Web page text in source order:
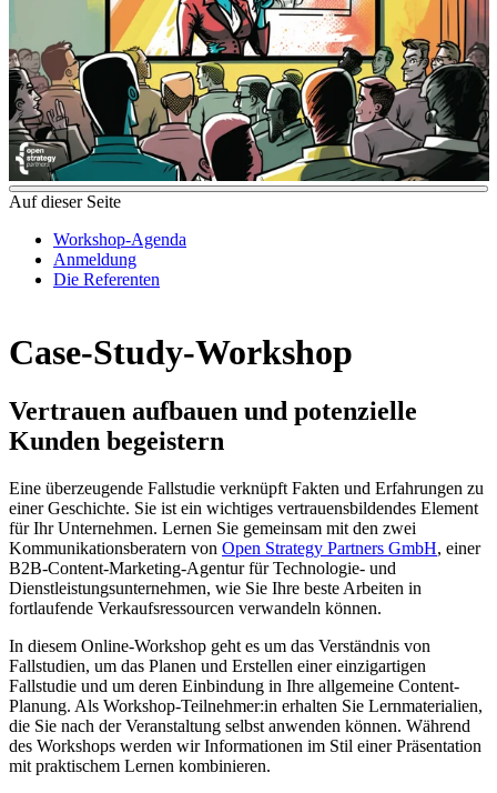
Auf dieser Seite
Workshop-Agenda
Anmeldung
Die Referenten
Case-Study-Workshop
Vertrauen aufbauen und potenzielle
Kunden begeistern
Eine überzeugende Fallstudie verknüpft Fakten und Erfahrungen zu
einer Geschichte. Sie ist ein wichtiges vertrauensbildendes Element
für Ihr Unternehmen. Lernen Sie gemeinsam mit den zwei
Kommunikationsberatern von Open Strategy Partners GmbH, einer
B2B-Content-Marketing-Agentur für Technologie- und
Dienstleistungsunternehmen, wie Sie Ihre beste Arbeiten in
fortlaufende Verkaufsressourcen verwandeln können.
In diesem Online-Workshop geht es um das Verständnis von
Fallstudien, um das Planen und Erstellen einer einzigartigen
Fallstudie und um deren Einbindung in Ihre allgemeine Content-
Planung. Als Workshop-Teilnehmer:in erhalten Sie Lernmaterialien,
die Sie nach der Veranstaltung selbst anwenden können. Während
des Workshops werden wir Informationen im Stil einer Präsentation
mit praktischem Lernen kombinieren.